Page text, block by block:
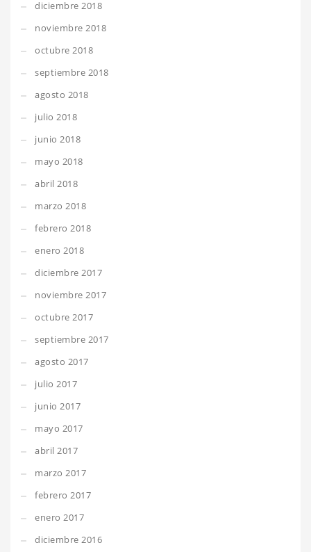
diciembre 2018
noviembre 2018
octubre 2018
septiembre 2018
agosto 2018
julio 2018
junio 2018
mayo 2018
abril 2018
marzo 2018
febrero 2018
enero 2018
diciembre 2017
noviembre 2017
octubre 2017
septiembre 2017
agosto 2017
julio 2017
junio 2017
mayo 2017
abril 2017
marzo 2017
febrero 2017
enero 2017
diciembre 2016